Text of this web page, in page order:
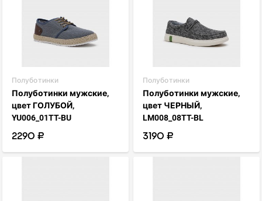
Полуботинки
Полуботинки мужские,
цвет ГОЛУБОЙ,
YU006_01TT-BU
2290 ₽
Полуботинки
Полуботинки мужские,
цвет ЧЕРНЫЙ,
LM008_08TT-BL
3190 ₽